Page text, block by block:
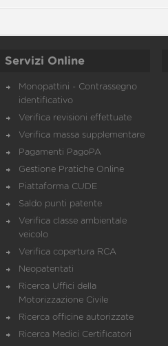
Servizi Online
Monopattini - Contrassegno
identificativo
Verifica revisioni effettuate
Verifica massa supplementare
Pagamenti PagoPA
Gestione Pratiche Online
Piattaforma CUDE
Saldo punti patente
Verifica classe ambientale
veicolo
Verifica copertura RCA
Neopatentati
Ricerca Uffici della
Motorizzazione Civile
Ricerca officine autorizzate
Ricerca Medici Certificatori